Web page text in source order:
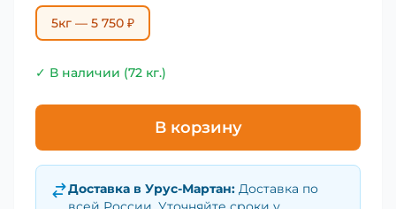
5кг — 5 750 ₽
✓ В наличии (72 кг.)
В корзину
Доставка в Урус-Мартан: Доставка по